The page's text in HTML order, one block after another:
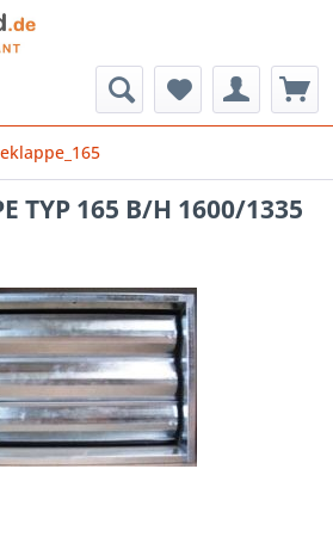
TYP 165 B/H 1600/1335